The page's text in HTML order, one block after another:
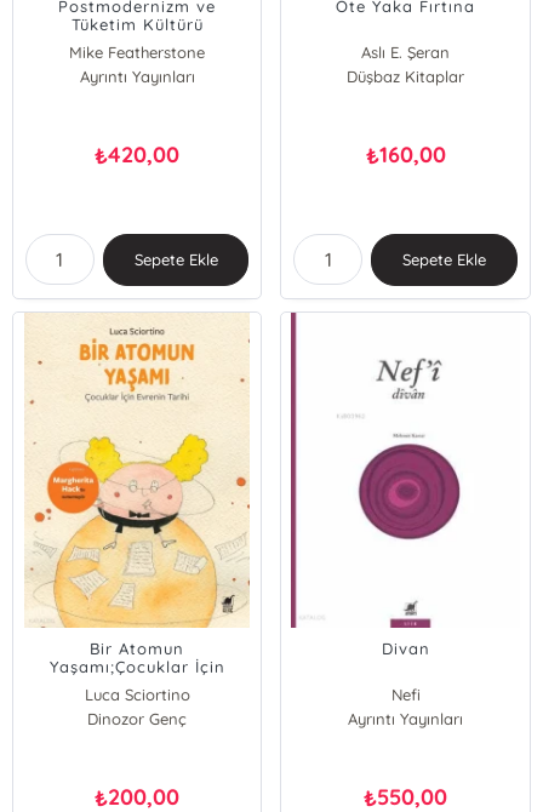
Postmodernizm ve
Tüketim Kültürü
Mike Featherstone
Ayrıntı Yayınları
₺420,00
Sepete Ekle
Öte Yaka Fırtına
Aslı E. Şeran
Düşbaz Kitaplar
₺160,00
Sepete Ekle
Bir Atomun
Yaşamı;Çocuklar İçin
Evrenin Tarihi
Luca Sciortino
Dinozor Genç
₺200,00
Divan
Nefi
Ayrıntı Yayınları
₺550,00